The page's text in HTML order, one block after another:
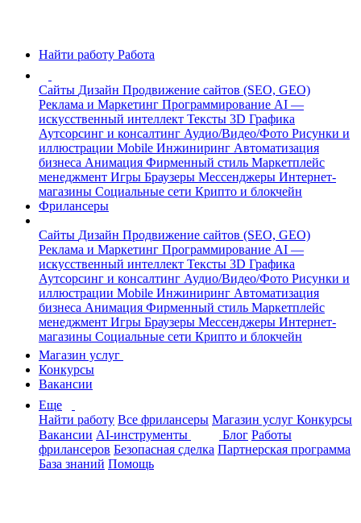
Найти работу Работа
Сайты Дизайн Продвижение сайтов (SEO, GEO)
Реклама и Маркетинг Программирование AI —
искусственный интеллект Тексты 3D Графика
Аутсорсинг и консалтинг Аудио/Видео/Фото Рисунки и
иллюстрации Mobile Инжиниринг Автоматизация
бизнеса Анимация Фирменный стиль Маркетплейс
менеджмент Игры Браузеры Мессенджеры Интернет-
магазины Социальные сети Крипто и блокчейн
Фрилансеры
Сайты Дизайн Продвижение сайтов (SEO, GEO)
Реклама и Маркетинг Программирование AI —
искусственный интеллект Тексты 3D Графика
Аутсорсинг и консалтинг Аудио/Видео/Фото Рисунки и
иллюстрации Mobile Инжиниринг Автоматизация
бизнеса Анимация Фирменный стиль Маркетплейс
менеджмент Игры Браузеры Мессенджеры Интернет-
магазины Социальные сети Крипто и блокчейн
Магазин услуг
Конкурсы
Вакансии
Еще
Найти работу Все фрилансеры Магазин услуг Конкурсы
Вакансии AI-инструменты Блог Работы
фрилансеров Безопасная сделка Партнерская программа
База знаний Помощь